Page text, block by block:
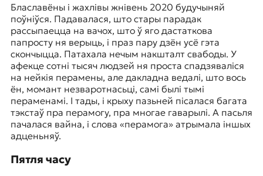
Блаславёны і жахлівы жнівень 2020 будучыняй
поўніўся. Падавалася, што стары парадак
рассыпаецца на вачох, што ў яго дастаткова
папросту ня верыць, і праз пару дзён усё гэта
скончыцца. Патахала нечым накшталт свабоды. У
афекце сотні тысяч людзей ня проста спадзяваліся
на нейкія перамены, але дакладна ведалі, што вось
ён, момант незваротнасьці, самі былі тымі
пераменамі. І тады, і крыху пазьней пісалася багата
тэкстаў пра перамогу, пра многае гаварылі. А пасьля
пачалася вайна, і слова «перамога» атрымала іншых
адценьняў.
Пятля часу